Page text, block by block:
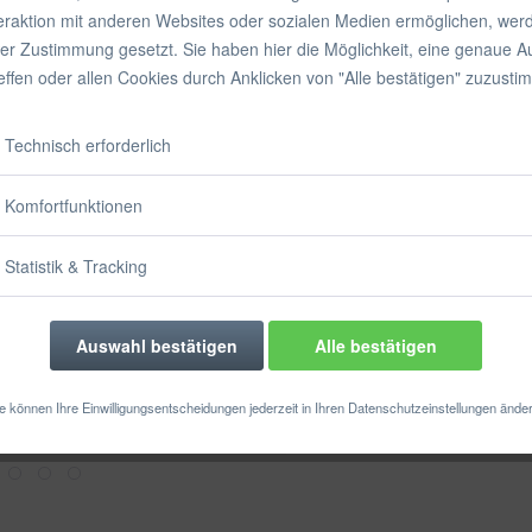
mit anderen Websites oder sozialen Medien ermöglichen,
Zustimmung gesetzt. Sie haben hier die Möglichkeit, eine genaue
oder allen Cookies durch Anklicken von "Alle bestätigen"
Technisch erforderlich
Komfortfunktionen
Statistik & Tracking
Auswahl bestätigen Alle bestätigen
können Ihre Einwilligungsentscheidungen jederzeit in Ihren Datenschutzeinstellungen
inkl. MwSt.
Sofort
Merken